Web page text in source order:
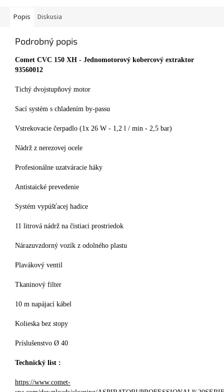
Popis Diskusia
Podrobný popis
Comet CVC 150 XH - Jednomotorový kobercový extraktor
93560012
Tichý dvojstupňový motor
Sací systém s chladením by-passu
Vstrekovacie čerpadlo (1x 26 W - 1,2 l / min - 2,5 bar)
Nádrž z nerezovej ocele
Profesionálne uzatváracie háky
Antistaické prevedenie
Systém vypúšťacej hadice
11 litrová nádrž na čistiaci prostriedok
Nárazuvzdorný vozík z odolného plastu
Plavákový ventil
Tkaninový filter
10 m napájací kábel
Kolieska bez stopy
Príslušenstvo Ø 40
Technický list :
https://www.comet-